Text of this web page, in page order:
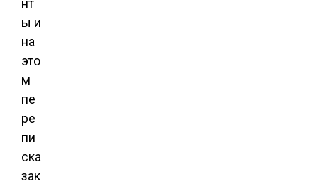
нт
ы и
на
это
м
пе
ре
пи
ска
зак